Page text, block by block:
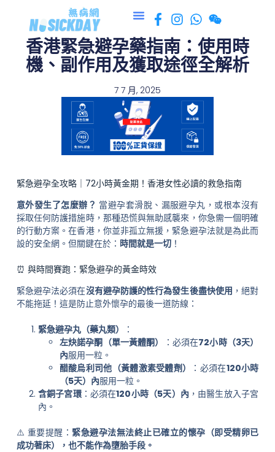
香港緊急避孕藥指南：使用時
機、副作用及獲取途徑全解析
7 7 月, 2025
緊急避孕全攻略｜72小時黃金期！香港女性必讀的救急指南
意外發生了怎麼辦？ 當避孕套滑脫、漏服避孕丸，或根本沒有
採取任何防護措施時，那種恐慌與無助感襲來，你急需一個明確
的行動方案。在香港，你並非孤立無援，緊急避孕法就是為此而
設的安全網。但關鍵在於： 時間就是一切！
⏰ 與時間賽跑：緊急避孕的黃金時效
緊急避孕法必須在沒有避孕防護的性行為發生後盡快使用 ，絕對
不能拖延！這是防止意外懷孕的最後一道防線：
緊急避孕丸（藥丸類）
：
左炔諾孕酮（單一黃體酮）
：必須在72小時（3天）
內服用一粒。
醋酸烏利司他（黃體激素受體劑）
：必須在120小時
（5天）內服用一粒。
含銅子宮環：必須在120小時（5天）內 ，由醫生放入子宮
內。
⚠️ 重要提醒： 緊急避孕法無法終止已確立的懷孕（即受精卵已
成功著床），也不能作為墮胎手段。